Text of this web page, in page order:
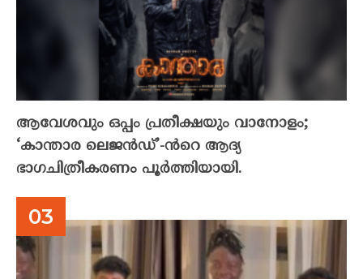
ആവേശവും ഒപ്പം പ്രതീക്ഷയും വാനോളം;
‘കാന്താര ലെജൻഡ്’-ൻറെ ആദ്യ
ഭാഗചിത്രീകരണം പൂർത്തിയായി.